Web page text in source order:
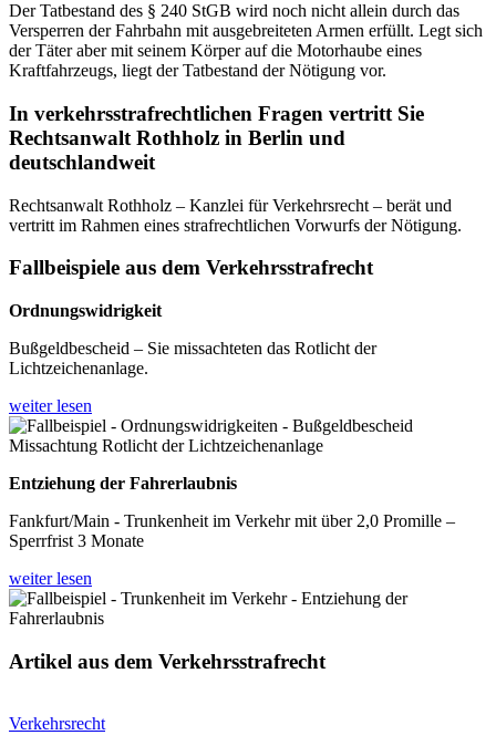
Der Tatbestand des § 240 StGB wird noch nicht allein durch das
Versperren der Fahrbahn mit ausgebreiteten Armen erfüllt. Legt sich
der Täter aber mit seinem Körper auf die Motorhaube eines
Kraftfahrzeugs, liegt der Tatbestand der Nötigung vor.
In verkehrsstrafrechtlichen Fragen vertritt Sie
Rechtsanwalt Rothholz in Berlin und
deutschlandweit
Rechtsanwalt Rothholz – Kanzlei für Verkehrsrecht – berät und
vertritt im Rahmen eines strafrechtlichen Vorwurfs der Nötigung.
Fallbeispiele aus dem Verkehrsstrafrecht
Ordnungswidrigkeit
Bußgeldbescheid – Sie missachteten das Rotlicht der
Lichtzeichenanlage.
weiter lesen
Entziehung der Fahrerlaubnis
Fankfurt/Main - Trunkenheit im Verkehr mit über 2,0 Promille –
Sperrfrist 3 Monate
weiter lesen
Artikel aus dem Verkehrsstrafrecht
Verkehrsrecht